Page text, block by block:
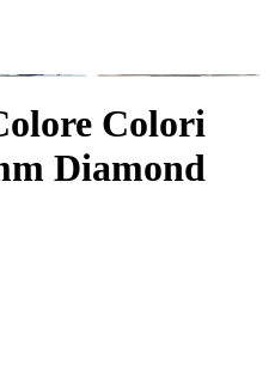
Colori
Diamond